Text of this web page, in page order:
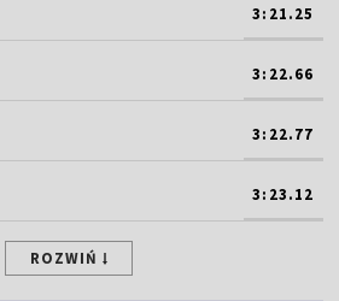
3:21.25
3:22.66
3:22.77
3:23.12
ROZWIŃ